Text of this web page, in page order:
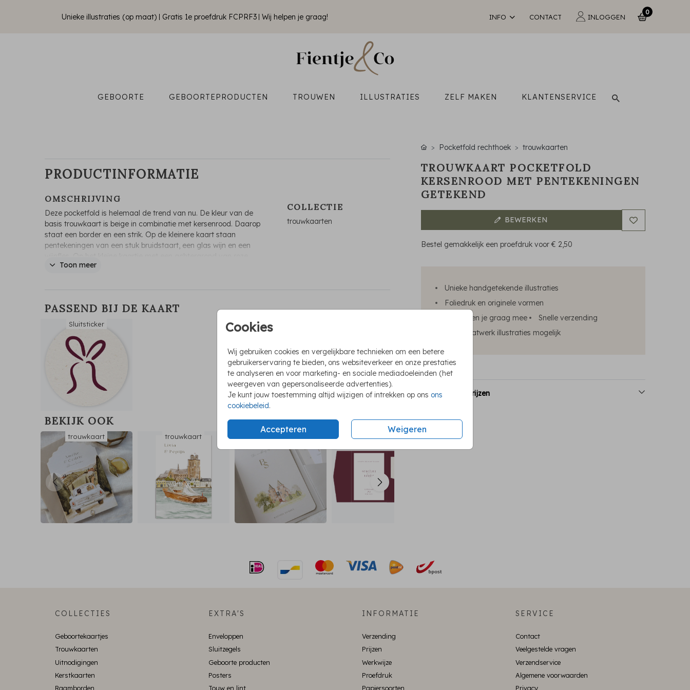
Unieke illustraties (op maat) Gratis 1e proefdruk FCPRF3 Wij helpen je graag! INFO CONTACT INLOGGEN
0
GEBOORTE GEBOORTEPRODUCTEN TROUWEN ILLUSTRATIES ZELF MAKEN KLANTENSERVICE
Cookies
Wij gebruiken cookies en vergelijkbare technieken om een betere
gebruikerservaring te bieden, ons websiteverkeer en onze prestaties
te analyseren en voor marketing- en sociale mediadoeleinden (het
weergeven van gepersonaliseerde advertenties).
Je kunt jouw toestemming altijd wijzigen of intrekken op ons ons
cookiebeleid.
Accepteren Weigeren
PRODUCTINFORMATIE
OMSCHRIJVING
Deze pocketfold is helemaal de trend van nu. De kleur van de
basis trouwkaart is beige in combinatie met kersenrood. Daarop
staat een border en een strik. Op de kleinere kaart staan
pentekeningen van een stuk bruidstaart, een glas wijn en een
strepen staan de locaties. Achterop kan je nog informatie zetten
Toon meer
COLLECTIE
trouwkaarten
PASSEND BIJ DE KAART
Sluitsticker
BEKIJK OOK
trouwkaart trouwkaart trouwkaart trouwkaart
Pocketfold rechthoek trouwkaarten
TROUWKAART POCKETFOLD
KERSENROOD MET PENTEKENINGEN
GETEKEND
BEWERKEN
Bestel gemakkelijk een proefdruk voor€ 2,50
Unieke handgetekende illustraties
Foliedruk en originele vormen
We helpen je graag mee
Snelle verzending
Ook maatwerk illustraties mogelijk
Formaten en prijzen
COLLECTIES
Geboortekaartjes
Trouwkaarten
Uitnodigingen
Kerstkaarten
Raamborden
EXTRA'S
Enveloppen
Sluitzegels
Geboorte producten
Posters
Touw en lint
INFORMATIE
Verzending
Prijzen
Werkwijze
Proefdruk
Papiersoorten
SERVICE
Contact
Veelgestelde vragen
Verzendservice
Algemene voorwaarden
Privacy